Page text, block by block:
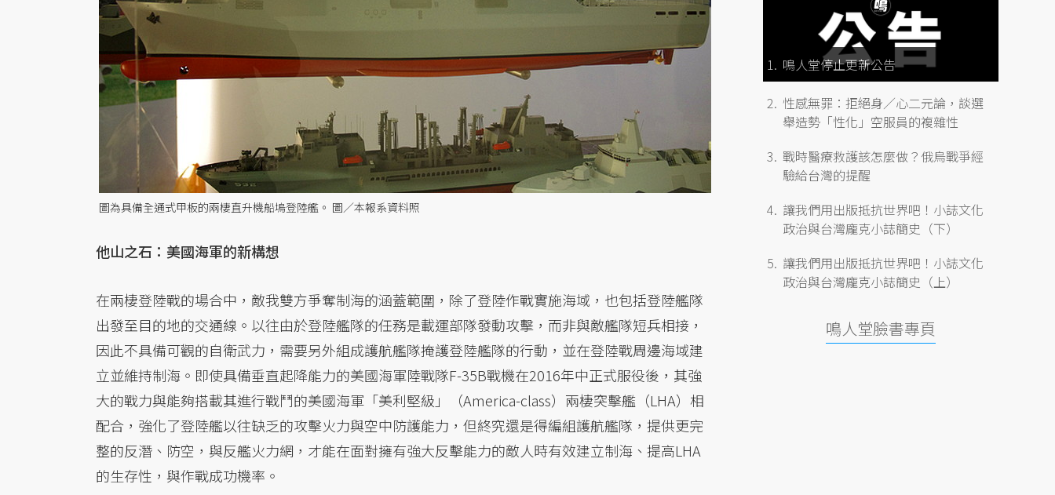
圖為具備全通式甲板的兩棲直升機船塢登陸艦。 圖／本報系資料照
他山之石：美國海軍的新構想
在兩棲登陸戰的場合中，敵我雙方爭奪制海的涵蓋範圍，除了登陸作戰實施海域，也包括登陸艦隊
出發至目的地的交通線。以往由於登陸艦隊的任務是載運部隊發動攻擊，而非與敵艦隊短兵相接，
因此不具備可觀的自衛武力，需要另外組成護航艦隊掩護登陸艦隊的行動，並在登陸戰周邊海域建
立並維持制海。即使具備垂直起降能力的美國海軍陸戰隊F-35B戰機在2016年中正式服役後，其強
大的戰力與能夠搭載其進行戰鬥的美國海軍「美利堅級」（America-class）兩棲突擊艦（LHA）相
配合，強化了登陸艦以往缺乏的攻擊火力與空中防護能力，但終究還是得編組護航艦隊，提供更完
整的反潛、防空，與反艦火力網，才能在面對擁有強大反擊能力的敵人時有效建立制海、提高LHA
的生存性，與作戰成功機率。
鳴人堂停止更新公告
性感無罪：拒絕身／心二元論，談選
舉造勢「性化」空服員的複雜性
戰時醫療救護該怎麼做？俄烏戰爭經
驗給台灣的提醒
讓我們用出版抵抗世界吧！小誌文化
政治與台灣龐克小誌簡史（下）
讓我們用出版抵抗世界吧！小誌文化
政治與台灣龐克小誌簡史（上）
鳴人堂臉書專頁